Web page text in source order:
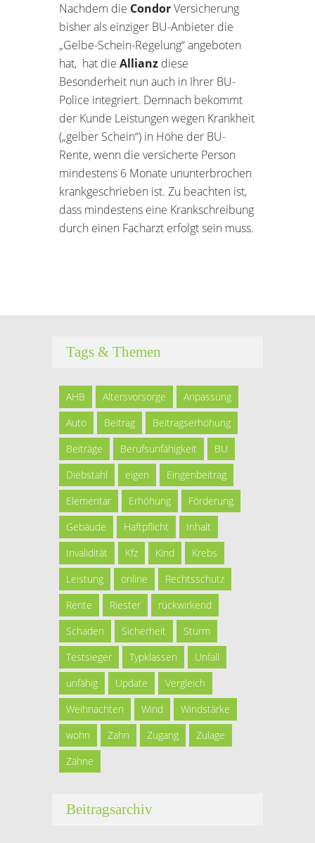
Nachdem die CondorVersicherung
bisher als einziger BU-Anbieter die
„Gelbe-Schein-Regelung“ angeboten
hat, hat die Allianz diese
Besonderheit nun auch in Ihrer BU-
Police integriert. Demnach bekommt
der Kunde Leistungen wegen Krankheit
(„gelber Schein“) in Höhe der BU-
Rente, wenn die versicherte Person
mindestens 6 Monate ununterbrochen
krankgeschrieben ist. Zu beachten ist,
dass mindestens eine Krankschreibung
durch einen Facharzt erfolgt sein muss.
Tags & Themen
AHB Altersvorsorge
Anpassung
Auto
Beitrag
Beitragserhöhung
Beiträge
Berufsunfähigkeit
BU
Diebstahl
eigen
Eingenbeitrag
Elementar
Erhöhung
Förderung
Gebäude
Haftpflicht
Inhalt
Invalidität
Kfz Kind
Krebs
Leistung
online
Rechtsschutz
Rente
Riester
rückwirkend
Schaden
Sicherheit
Sturm
Testsieger
Typklassen
Unfall
unfähig
Update
Vergleich
Weihnachten
Wind
Windstärke
wohn
Zahn Zugang
Zulage
Zähne
Beitragsarchiv